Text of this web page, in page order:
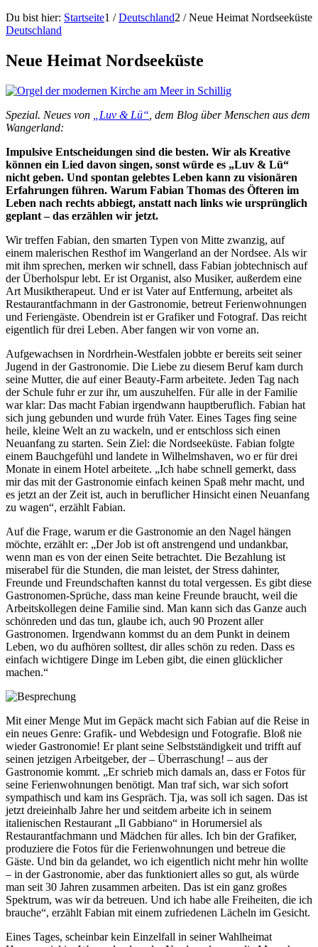
Du bist hier: Startseite1 / Deutschland2 / Neue Heimat Nordseeküste
Deutschland
Neue Heimat Nordseeküste
Spezial. Neues von „Luv & Lü“ , dem Blog über Menschen aus dem
Wangerland:
Impulsive Entscheidungen sind die besten. Wir als Kreative
können ein Lied davon singen, sonst würde es „Luv & Lü“
nicht geben. Und spontan gelebtes Leben kann zu visionären
Erfahrungen führen. Warum Fabian Thomas des Öfteren im
Leben nach rechts abbiegt, anstatt nach links wie ursprünglich
geplant – das erzählen wir jetzt.
Wir treffen Fabian, den smarten Typen von Mitte zwanzig, auf
einem malerischen Resthof im Wangerland an der Nordsee. Als wir
mit ihm sprechen, merken wir schnell, dass Fabian jobtechnisch auf
der Überholspur lebt. Er ist Organist, also Musiker, außerdem eine
Art Musiktherapeut. Und er ist Vater auf Entfernung, arbeitet als
Restaurantfachmann in der Gastronomie, betreut Ferienwohnungen
und Feriengäste. Obendrein ist er Grafiker und Fotograf. Das reicht
eigentlich für drei Leben. Aber fangen wir von vorne an.
Aufgewachsen in Nordrhein-Westfalen jobbte er bereits seit seiner
Jugend in der Gastronomie. Die Liebe zu diesem Beruf kam durch
seine Mutter, die auf einer Beauty-Farm arbeitete. Jeden Tag nach
der Schule fuhr er zur ihr, um auszuhelfen. Für alle in der Familie
war klar: Das macht Fabian irgendwann hauptberuflich. Fabian hat
sich jung gebunden und wurde früh Vater. Eines Tages fing seine
heile, kleine Welt an zu wackeln, und er entschloss sich einen
Neuanfang zu starten. Sein Ziel: die Nordseeküste. Fabian folgte
einem Bauchgefühl und landete in Wilhelmshaven, wo er für drei
Monate in einem Hotel arbeitete. „Ich habe schnell gemerkt, dass
mir das mit der Gastronomie einfach keinen Spaß mehr macht, und
es jetzt an der Zeit ist, auch in beruflicher Hinsicht einen Neuanfang
zu wagen“, erzählt Fabian.
Auf die Frage, warum er die Gastronomie an den Nagel hängen
möchte, erzählt er: „Der Job ist oft anstrengend und undankbar,
wenn man es von der einen Seite betrachtet. Die Bezahlung ist
miserabel für die Stunden, die man leistet, der Stress dahinter,
Freunde und Freundschaften kannst du total vergessen. Es gibt diese
Gastronomen-Sprüche, dass man keine Freunde braucht, weil die
Arbeitskollegen deine Familie sind. Man kann sich das Ganze auch
schönreden und das tun, glaube ich, auch 90 Prozent aller
Gastronomen. Irgendwann kommst du an dem Punkt in deinem
Leben, wo du aufhören solltest, dir alles schön zu reden. Dass es
einfach wichtigere Dinge im Leben gibt, die einen glücklicher
machen.“
Mit einer Menge Mut im Gepäck macht sich Fabian auf die Reise in
ein neues Genre: Grafik- und Webdesign und Fotografie. Bloß nie
wieder Gastronomie! Er plant seine Selbstständigkeit und trifft auf
seinen jetzigen Arbeitgeber, der – Überraschung! – aus der
Gastronomie kommt. „Er schrieb mich damals an, dass er Fotos für
seine Ferienwohnungen benötigt. Man traf sich, war sich sofort
sympathisch und kam ins Gespräch. Tja, was soll ich sagen. Das ist
jetzt dreieinhalb Jahre her und seitdem arbeite ich in seinem
italienischen Restaurant „Il Gabbiano“ in Horumersiel als
Restaurantfachmann und Mädchen für alles. Ich bin der Grafiker,
produziere die Fotos für die Ferienwohnungen und betreue die
Gäste. Und bin da gelandet, wo ich eigentlich nicht mehr hin wollte
– in der Gastronomie, aber das funktioniert alles so gut, als würde
man seit 30 Jahren zusammen arbeiten. Das ist ein ganz großes
Spektrum, was wir da betreuen. Und ich habe alle Freiheiten, die ich
brauche“, erzählt Fabian mit einem zufriedenen Lächeln im Gesicht.
Eines Tages, scheinbar kein Einzelfall in seiner Wahlheimat